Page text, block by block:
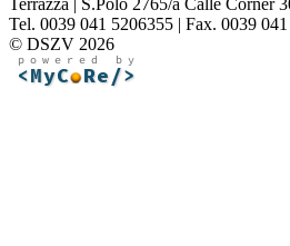
Tel. 0039 041 5206355 | Fax. 0039
© DSZV 2026